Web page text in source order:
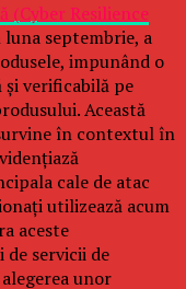
(Cyber Resilience
septembrie, a
impunând o
verificabilă pe
Această
în contextul în
cale de atac
utilizează acum
aceste
servicii de
unor